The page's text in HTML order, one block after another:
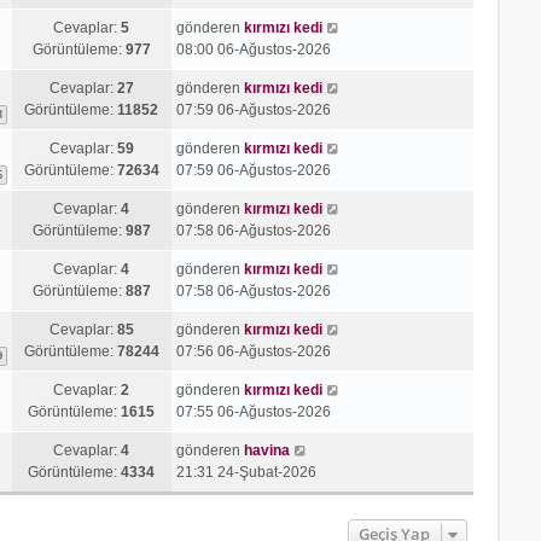
Cevaplar:5
Görüntüleme: 977
gönderen kırmızı kedi
08:00 06-Ağustos-2026
Cevaplar: 27
Görüntüleme:11852
gönderen kırmızı kedi
07:59 06-Ağustos-2026
Cevaplar: 59
Görüntüleme: 72634
gönderen kırmızı kedi
07:59 06-Ağustos-2026
Cevaplar:4
Görüntüleme: 987
gönderen kırmızı kedi
07:58 06-Ağustos-2026
Cevaplar:4
Görüntüleme: 887
gönderen kırmızı kedi
07:58 06-Ağustos-2026
Cevaplar: 85
Görüntüleme: 78244
gönderen kırmızı kedi
07:56 06-Ağustos-2026
Cevaplar:2
Görüntüleme:1615
gönderen kırmızı kedi
07:55 06-Ağustos-2026
Cevaplar:4
Görüntüleme:4334
gönderen havina
21:31 24-Şubat-2026
Geçiş Yap